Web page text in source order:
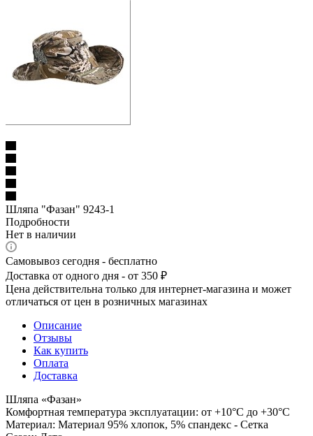
Шляпа "Фазан" 9243-1
Подробности
Нет в наличии
Самовывоз сегодня - бесплатно
Доставка от одного дня - от 350 ₽
Цена действительна только для интернет-магазина и может
отличаться от цен в розничных магазинах
Описание
Отзывы
Как купить
Оплата
Доставка
Шляпа «Фазан»
Комфортная температура эксплуатации: от +10°С до +30°С
Материал: Материал 95% хлопок, 5% спандекс - Сетка